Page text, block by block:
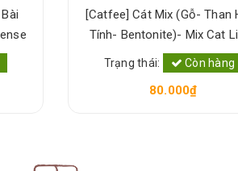
Incense
[Catfee] Cát Mix (Gỗ- Than
Tính- Bentonite)- Mix Cat
[Xanh Suốt]
Trạng thái: Còn hàng
80.000₫